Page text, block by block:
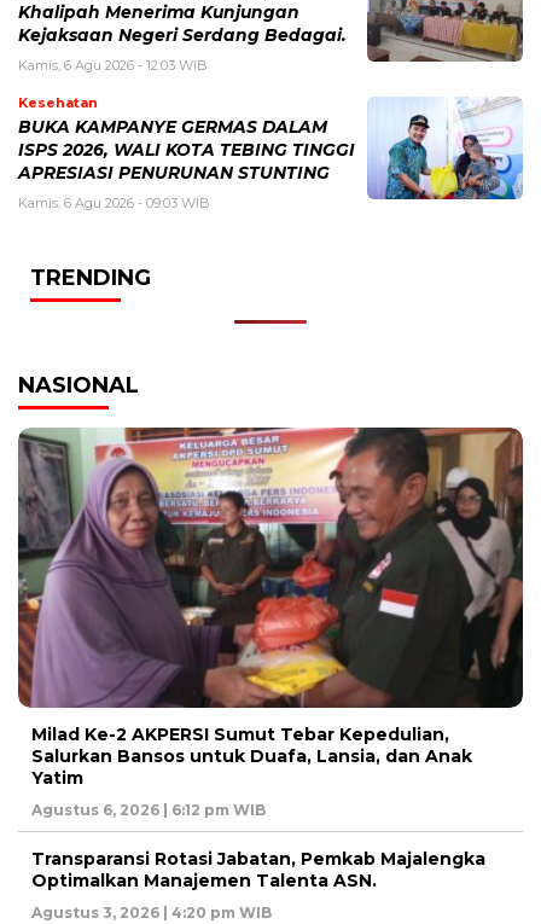
Khalipah Menerima Kunjungan
Kejaksaan Negeri Serdang Bedagai.
Kamis, 6 Agu 2026 - 12:03 WIB
Kesehatan
BUKA KAMPANYE GERMAS DALAM
ISPS 2026, WALI KOTA TEBING TINGGI
APRESIASI PENURUNAN STUNTING
Kamis, 6 Agu 2026 - 09:03 WIB
TRENDING
NASIONAL
Milad Ke-2 AKPERSI Sumut Tebar Kepedulian,
Salurkan Bansos untuk Duafa, Lansia, dan Anak
Yatim
Agustus 6, 2026 | 6:12 pm WIB
Transparansi Rotasi Jabatan, Pemkab Majalengka
Optimalkan Manajemen Talenta ASN.
Agustus 3, 2026 | 4:20 pm WIB